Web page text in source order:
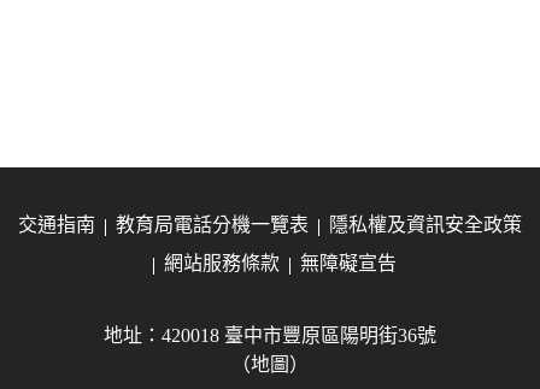
交通指南 教育局電話分機一覽表
隱私權及資訊安全政策
網站服務條款
無障礙宣告
地址：420018 臺中市豐原區陽明街36號
（地圖）